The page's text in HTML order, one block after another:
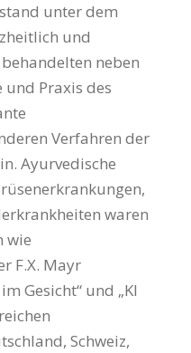
unter dem
und
neben
und Praxis des
Verfahren der
Ayurvedische
waren
wie
F.X. Mayr
Gesicht“ und „KI
Schweiz,